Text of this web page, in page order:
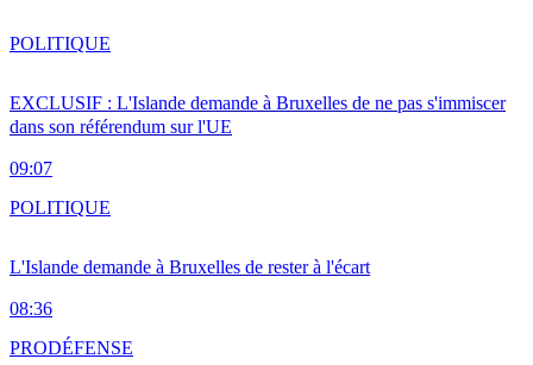
EXCLUSIF : L'Islande demande à Bruxelles de ne pas s'immiscer
dans son référendum sur l'UE
09:07
POLITIQUE
L'Islande demande à Bruxelles de rester à l'écart
08:36
POLITIQUE
PRODÉFENSE